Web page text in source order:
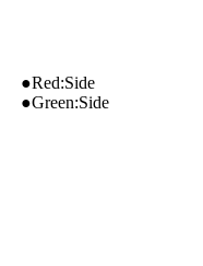
●Red:Side
●Green:Side